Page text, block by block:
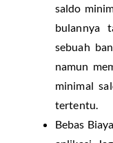
saldo
bulannya
sebuah
namun
minimal
tertentu.
Bebas